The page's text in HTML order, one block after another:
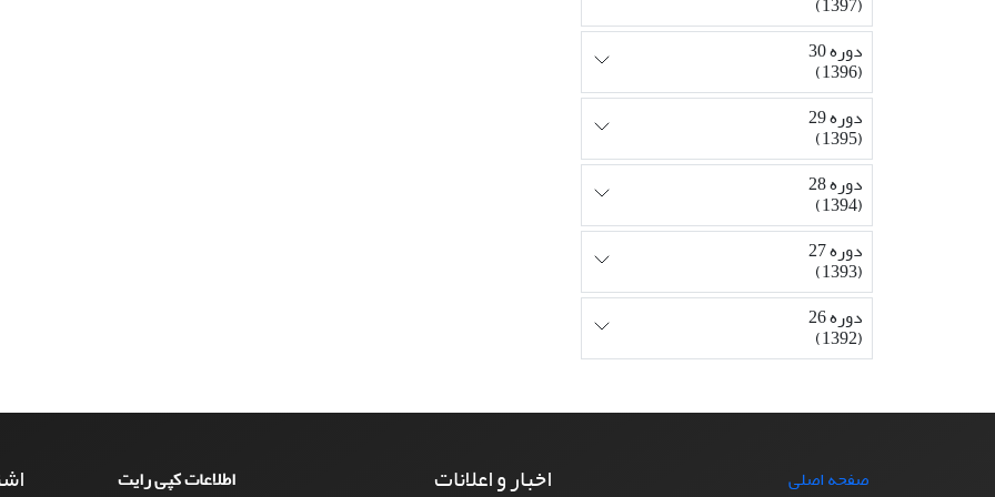
دوره 30
(1396)
دوره 29
(1395)
دوره 28
(1394)
دوره 27
(1393)
دوره 26
(1392)
صفحه اصلی
اخبار و اعلانات اطلاعات کپی رایت